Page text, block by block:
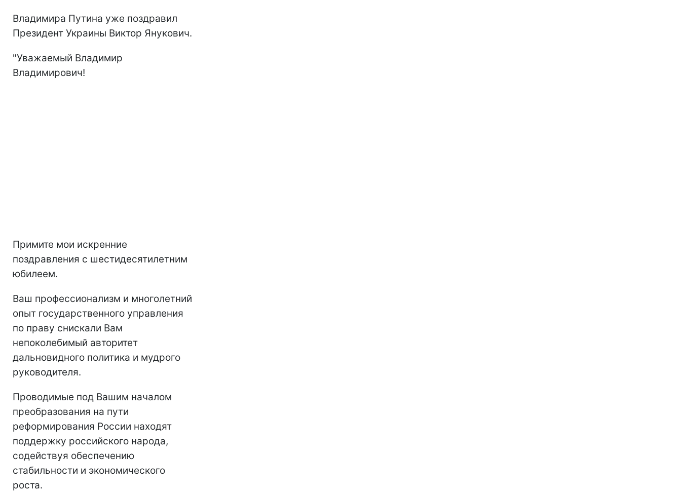
Владимира Путина уже поздравил
Президент Украины Виктор Янукович.
"Уважаемый Владимир
Владимирович!
Примите мои искренние
поздравления с шестидесятилетним
юбилеем.
Ваш профессионализм и многолетний
опыт государственного управления
по праву снискали Вам
непоколебимый авторитет
дальновидного политика и мудрого
руководителя.
Проводимые под Вашим началом
преобразования на пути
реформирования России находят
поддержку российского народа,
содействуя обеспечению
стабильности и экономического
роста.